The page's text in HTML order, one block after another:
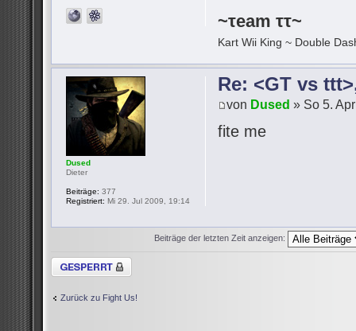
~τeam ττ~
Kart Wii King ~ Double
Re: <GT vs
von Dused » So 5.
fite me
Dused
Dieter
Beiträge: 377
Registriert: Mi 29. Jul 2009, 19:14
Beiträge der letzten Zeit anzeigen:
Thema gesperrt
Zurück zu Fight Us!